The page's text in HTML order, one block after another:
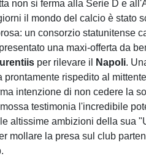
non si ferma alla Serie D e
il mondo del calcio è stato
un consorzio statunitense
una maxi-offerta da
per rilevare il Napoli.
prontamente rispedito al
intenzione di non cedere la
testimonia l'incredibile
altissime ambizioni della sua
mollare la presa sul club